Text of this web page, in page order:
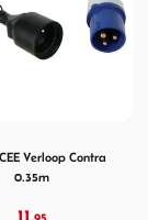
Verloop Contra
0.35m